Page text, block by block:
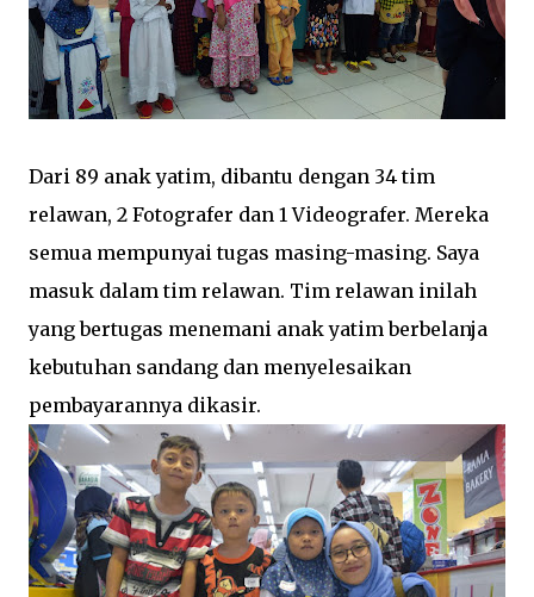
Dari 89 anak yatim, dibantu dengan 34 tim
relawan, 2 Fotografer dan 1 Videografer. Mereka
semua mempunyai tugas masing-masing. Saya
masuk dalam tim relawan. Tim relawan inilah
yang bertugas menemani anak yatim berbelanja
kebutuhan sandang dan menyelesaikan
pembayarannya dikasir.